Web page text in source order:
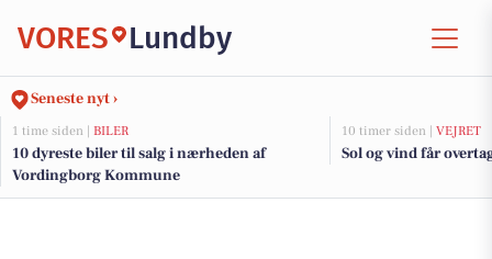
VORES Lundby
Seneste nyt ›
1 time siden | BILER
10 dyreste biler til salg i nærheden af
Vordingborg Kommune
10 timer siden | VEJRET
Sol og vind får